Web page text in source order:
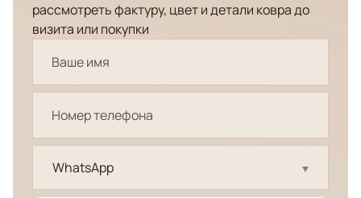
рассмотреть фактуру, цвет и детали ковра до
визита или покупки
WhatsApp